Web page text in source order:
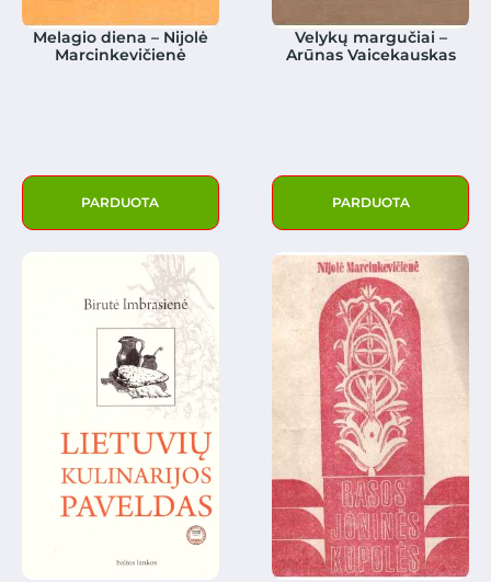
Melagio diena – Nijolė
Marcinkevičienė
PARDUOTA
Velykų margučiai –
Arūnas Vaicekauskas
PARDUOTA